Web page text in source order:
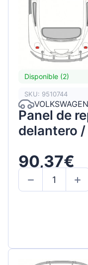
Disponible (2)
SKU: 9510744
Panel de
delantero
90,37€